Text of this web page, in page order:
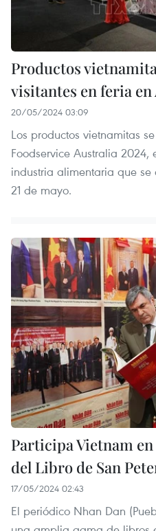
Productos
visitantes en feria
20/05/2024 03:09
Los productos vietnamitas
Foodservice Australia
industria alimentaria que
21 de mayo.
Participa Vietnam
del Libro de San
17/05/2024 02:43
El periódico Nhan Dan